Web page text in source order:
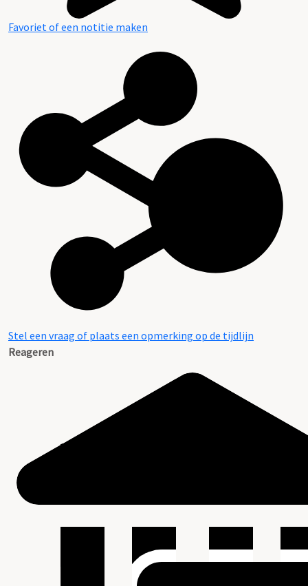
Favoriet of een notitie maken
Stel een vraag of plaats een opmerking op de tijdlijn
Reageren